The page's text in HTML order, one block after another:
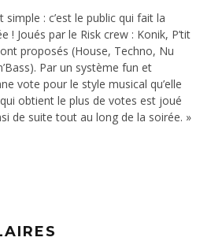
simple : c’est le public qui fait la
Joués par le Risk crew : Konik, P’tit
proposés (House, Techno, Nu
Par un système fun et
vote pour le style musical qu’elle
obtient le plus de votes est joué
de suite tout au long de la soirée. »